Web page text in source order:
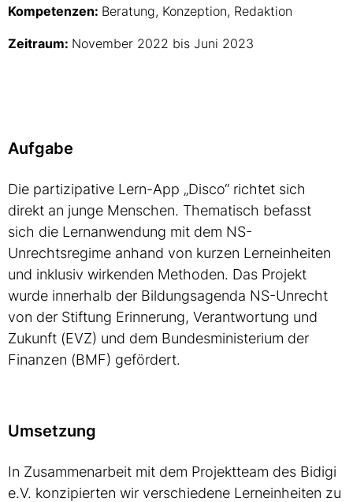
Kompetenzen: Beratung, Konzeption, Redaktion
Zeitraum: November 2022 bis Juni 2023
Aufgabe
Die partizipative Lern-App „Disco“ richtet sich
direkt an junge Menschen. Thematisch befasst
sich die Lernanwendung mit dem NS-
Unrechtsregime anhand von kurzen Lerneinheiten
und inklusiv wirkenden Methoden. Das Projekt
wurde innerhalb der Bildungsagenda NS-Unrecht
von der Stiftung Erinnerung, Verantwortung und
Zukunft (EVZ) und dem Bundesministerium der
Finanzen (BMF) gefördert.
Umsetzung
In Zusammenarbeit mit dem Projektteam des Bidigi
e.V. konzipierten wir verschiedene Lerneinheiten zu